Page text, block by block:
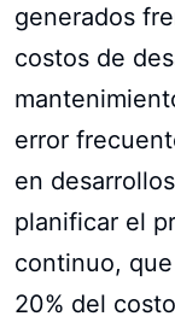
generados
costos de
error
en
planificar el
continuo,
20% del